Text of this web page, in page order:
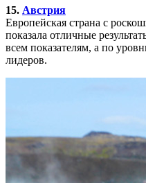
15. Австрия
Европейская страна с
показала отличные
всем показателям, а по
лидеров.